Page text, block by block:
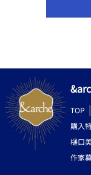
TOP
購入
樋口
作家